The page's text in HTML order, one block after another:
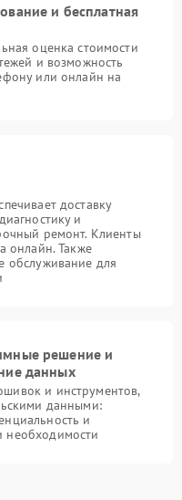
и бесплатная
оценка стоимости
и возможность
или онлайн на
доставку
и
ремонт. Клиенты
онлайн. Также
обслуживание для
решение и
данных
и инструментов,
данными:
и
необходимости